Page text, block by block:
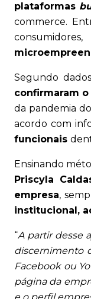
plataformas
commerce.
Segundo
confirmaram
da pandemia
acordo com
funcionais
Ensinando
Priscyla
empresa,
institucional,
“A partir desse
discernimento
Facebook ou
página da